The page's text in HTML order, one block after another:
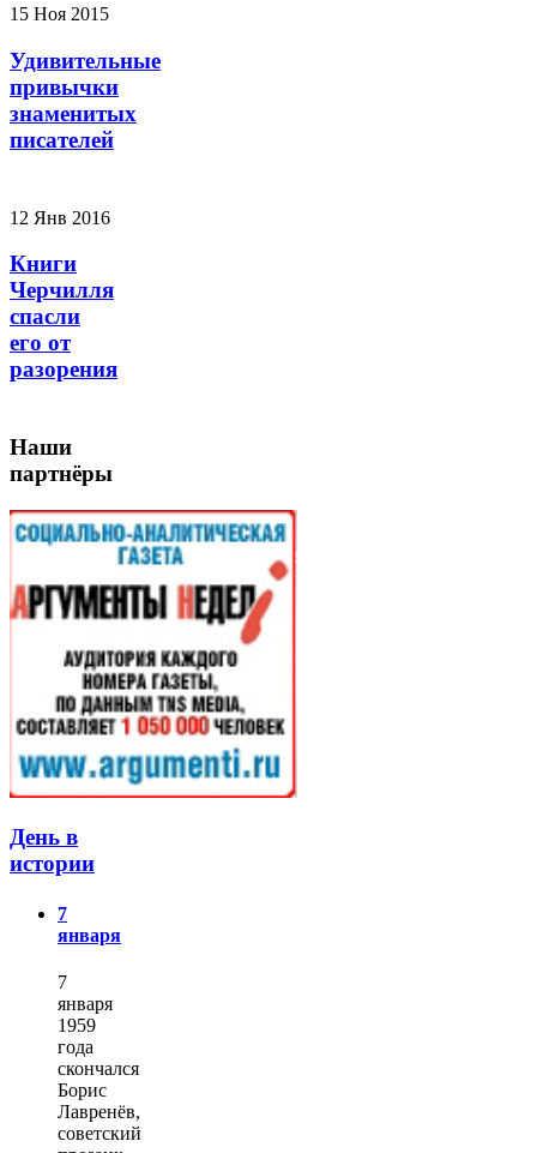
15 Ноя 2015
Удивительные
привычки
знаменитых
писателей
12 Янв 2016
Книги
Черчилля
спасли
его от
разорения
Наши
партнёры
День в
истории
7
января
7
января
1959
года
скончался
Борис
Лавренёв,
советский